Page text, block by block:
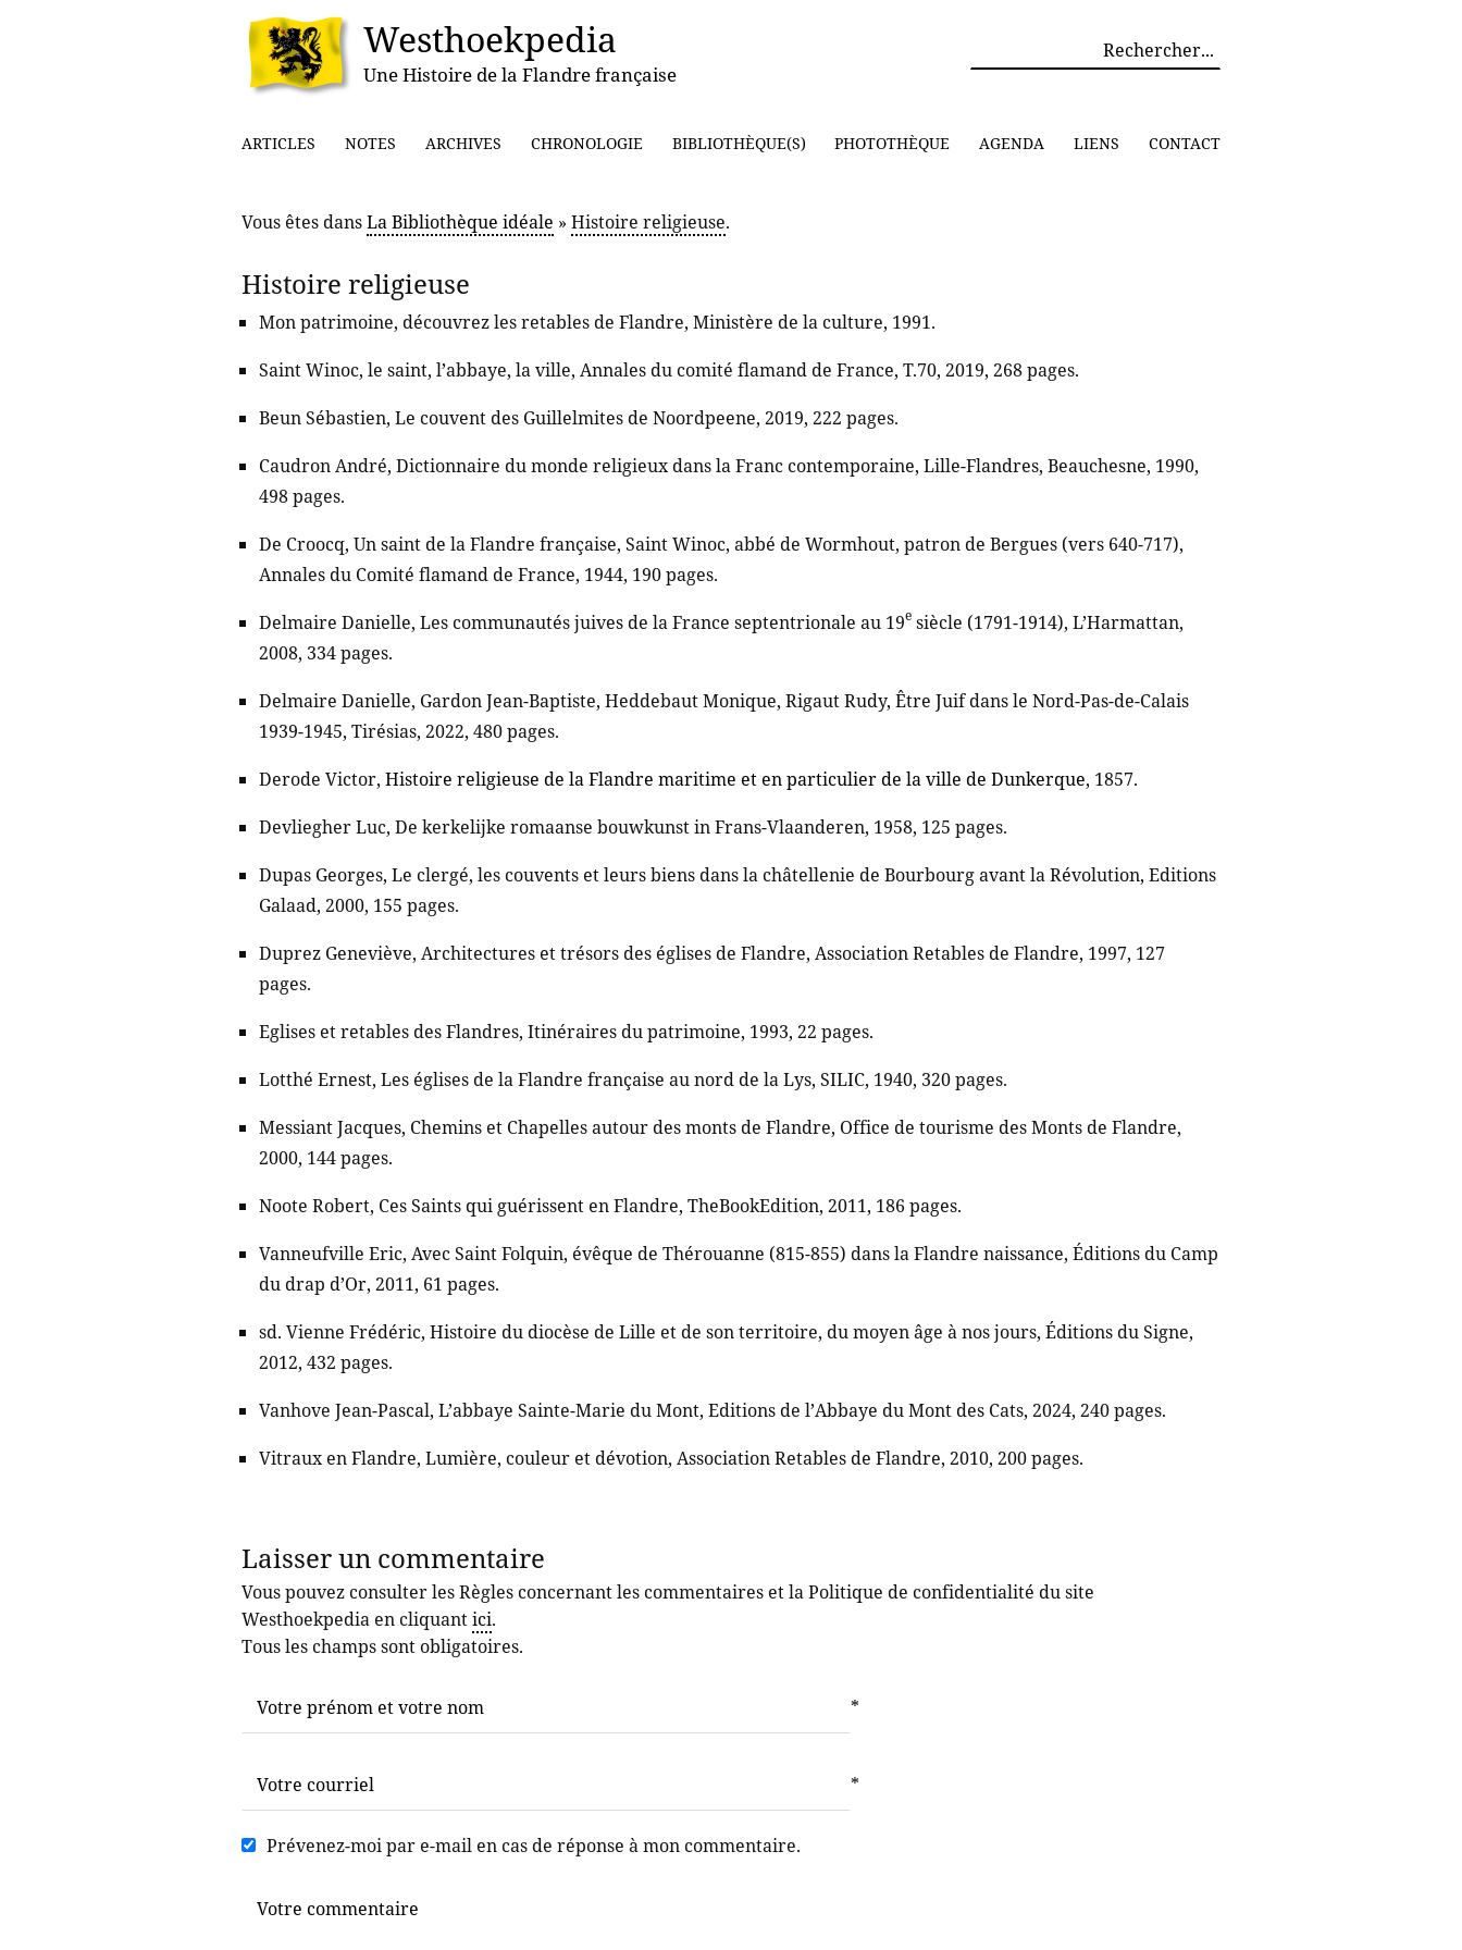
Westhoekpedia
Une Histoire de la Flandre française
ARTICLES NOTES ARCHIVES CHRONOLOGIE BIBLIOTHÈQUE(S) PHOTOTHÈQUE AGENDA LIENS CONTACT
Vous êtes dansLa Bibliothèque idéale » Histoire religieuse.
Histoire religieuse
Mon patrimoine, découvrez les retables de Flandre, Ministère de la culture, 1991.
Saint Winoc, le saint, l’abbaye, la ville, Annales du comité flamand de France, T.70, 2019, 268 pages.
Beun Sébastien, Le couvent des Guillelmites de Noordpeene, 2019, 222 pages.
Caudron André, Dictionnaire du monde religieux dans la Franc contemporaine, Lille-Flandres, Beauchesne, 1990,
498 pages.
De Croocq, Un saint de la Flandre française, Saint Winoc, abbé de Wormhout, patron de Bergues (vers 640-717),
Annales du Comité flamand de France, 1944, 190 pages.
Delmaire Danielle, Les communautés juives de la France septentrionale au 19e siècle (1791-1914), L’Harmattan,
2008, 334 pages.
Delmaire Danielle, Gardon Jean-Baptiste, Heddebaut Monique, Rigaut Rudy, Être Juif dans le Nord-Pas-de-Calais
1939-1945, Tirésias, 2022, 480 pages.
Derode Victor, Histoire religieuse de la Flandre maritime et en particulier de la ville de Dunkerque, 1857.
Devliegher Luc, De kerkelijke romaanse bouwkunst in Frans-Vlaanderen, 1958, 125 pages.
Dupas Georges, Le clergé, les couvents et leurs biens dans la châtellenie de Bourbourg avant la Révolution, Editions
Galaad, 2000, 155 pages.
Duprez Geneviève, Architectures et trésors des églises de Flandre, Association Retables de Flandre, 1997, 127
pages.
Eglises et retables des Flandres, Itinéraires du patrimoine, 1993, 22 pages.
Lotthé Ernest, Les églises de la Flandre française au nord de la Lys, SILIC, 1940, 320 pages.
Messiant Jacques, Chemins et Chapelles autour des monts de Flandre, Office de tourisme des Monts de Flandre,
2000, 144 pages.
Noote Robert, Ces Saints qui guérissent en Flandre, TheBookEdition, 2011, 186 pages.
Vanneufville Eric, Avec Saint Folquin, évêque de Thérouanne (815-855) dans la Flandre naissance, Éditions du Camp
du drap d’Or, 2011, 61 pages.
sd. Vienne Frédéric, Histoire du diocèse de Lille et de son territoire, du moyen âge à nos jours, Éditions du Signe,
2012, 432 pages.
Vanhove Jean-Pascal, L’abbaye Sainte-Marie du Mont, Editions de l’Abbaye du Mont des Cats, 2024, 240 pages.
Vitraux en Flandre, Lumière, couleur et dévotion, Association Retables de Flandre, 2010, 200 pages.
Laisser un commentaire
Vous pouvez consulter les Règles concernant les commentaires et la Politique de confidentialité du site
Westhoekpedia en cliquantici.
Tous les champs sont obligatoires.
*
*
Prévenez-moi par e-mail en cas de réponse à mon commentaire.